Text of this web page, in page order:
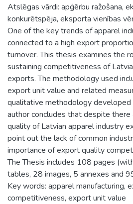
Atslēgas vārdi: apģērbu ražošana,
konkurētspēja, eksporta vienības
One of the key trends of apparel
connected to a high export
turnover. This thesis examines the
sustaining competitiveness of
exports. The methodology used
export unit value and related
qualitative methodology developed
author concludes that despite there
quality of Latvian apparel industry
point out the lack of common
importance of export quality
The Thesis includes 108 pages
tables, 28 images, 5 annexes and
Key words: apparel manufacturing,
competitiveness, export unit value